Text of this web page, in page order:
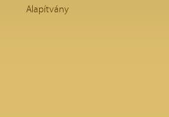
Alapítvány